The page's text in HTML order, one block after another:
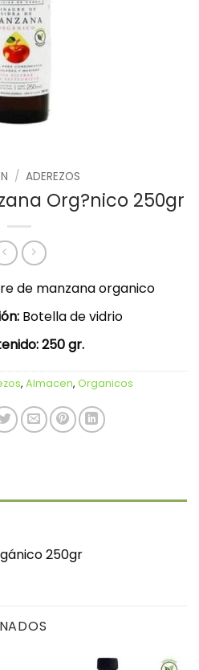
/ ADEREZOS
Org?nico 250gr
de manzana organico
Botella de vidrio
250 gr.
, Almacen, Organicos
250gr